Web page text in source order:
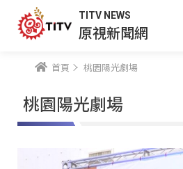
TITV NEWS
原視新聞網
首頁 桃園陽光劇場
桃園陽光劇場